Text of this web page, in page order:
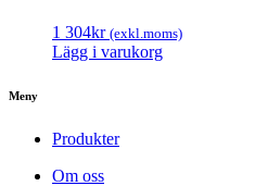
1 304kr (exkl.moms)
Lägg i varukorg
Meny
Produkter
Om oss